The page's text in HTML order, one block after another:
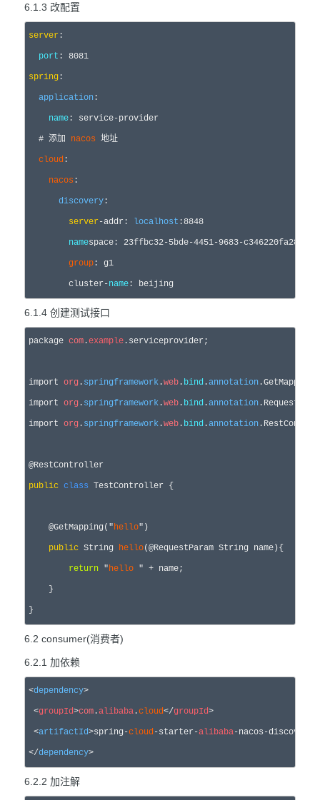
6.1.3 改配置
server :
port : 8081
spring :
application :
name : service-provider
  # 添加
nacos 地址
cloud :
nacos :
discovery :
server -addr: localhost :8848
namespace : 23ffbc32-5bde-4451-9683-c346220fa282
group : g1
        cluster
-name : beijing
6.1.4 创建测试接口
package com .example .serviceprovider;
import org . springframework .web . bind .annotation .GetMapping;
import org . springframework .web . bind .annotation
import org . springframework .web . bind .annotation
public class TestController {
    @GetMapping(
"hello" )
public String hello(@RequestParam String name){
return "hello " + name;
    }
}
6.2 consumer(消费者)
6.2.1 加依赖
<dependency>
<groupId>com .alibaba .cloud</groupId>
<artifactId>spring-cloud -starter-alibaba-nacos-
</dependency>
6.2.2 加注解